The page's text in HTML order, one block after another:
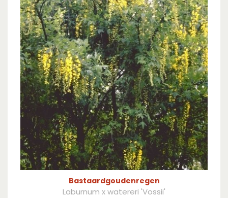
Bastaardgoudenregen
Laburnum x watereri 'Vossii'